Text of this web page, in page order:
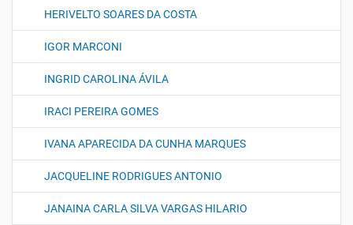
HERIVELTO SOARES DA COSTA
IGOR MARCONI
INGRID CAROLINA ÁVILA
IRACI PEREIRA GOMES
IVANA APARECIDA DA CUNHA MARQUES
JACQUELINE RODRIGUES ANTONIO
JANAINA CARLA SILVA VARGAS HILARIO